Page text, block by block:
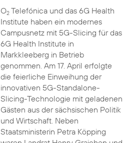
O2Telefónica und das 6G Health
Institute haben ein modernes
Campusnetz mit 5G-Slicing für das
6G Health Institute in
Markkleeberg in Betrieb
genommen. Am 17. April erfolgte
die feierliche Einweihung der
innovativen 5G-Standalone-
Slicing-Technologie mit geladenen
Gästen aus der sächsischen Politik
und Wirtschaft. Neben
Staatsministerin Petra Köpping